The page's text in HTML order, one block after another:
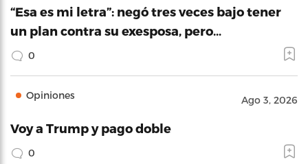
“Esa es mi letra”: negó tres veces bajo tener
un plan contra su exesposa, pero…
0
Opiniones Ago 3, 2026
Voy a Trump y pago doble
0